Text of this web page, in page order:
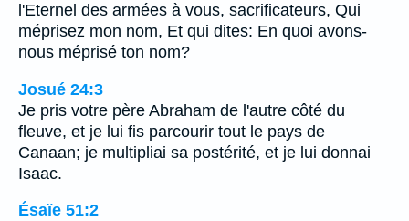
l'Eternel des armées à vous, sacrificateurs, Qui
méprisez mon nom, Et qui dites: En quoi avons-
nous méprisé ton nom?
Josué 24:3
Je pris votre père Abraham de l'autre côté du
fleuve, et je lui fis parcourir tout le pays de
Canaan; je multipliai sa postérité, et je lui donnai
Isaac.
Ésaïe 51:2